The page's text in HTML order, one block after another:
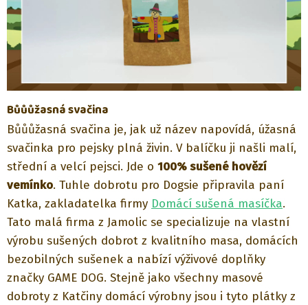
Bůůůžasná svačina
Bůůůžasná svačina je, jak už název napovídá, úžasná
svačinka pro pejsky plná živin. V balíčku ji našli malí,
střední a velcí pejsci. Jde o 100% sušené hovězí
vemínko. Tuhle dobrotu pro Dogsie připravila paní
Katka, zakladatelka firmy Domácí sušená masíčka.
Tato malá firma z Jamolic se specializuje na vlastní
výrobu sušených dobrot z kvalitního masa, domácích
bezobilných sušenek a nabízí výživové doplňky
značky GAME DOG. Stejně jako všechny masové
dobroty z Katčiny domácí výrobny jsou i tyto plátky z